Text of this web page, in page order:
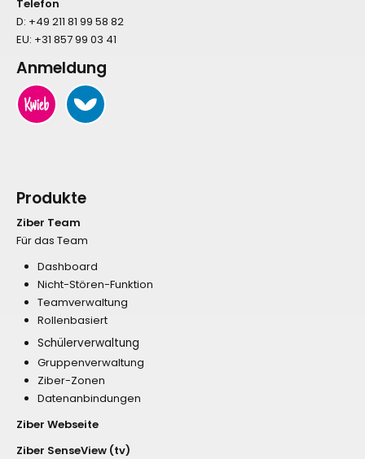
Telefon
D: +49 211 81 99 58 82
EU: +31 857 99 03 41
Anmeldung
Produkte
Ziber Team
Für das Team
Dashboard
Nicht-Stören-Funktion
Teamverwaltung
Rollenbasiert
Schülerverwaltung
Gruppenverwaltung
Ziber-Zonen
Datenanbindungen
Ziber Webseite
Ziber SenseView (tv)